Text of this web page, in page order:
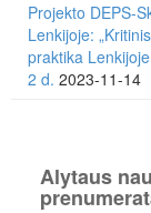
Projekto DEPS-
Lenkijoje:
praktika
2 d. 2023-11-14
Alytaus